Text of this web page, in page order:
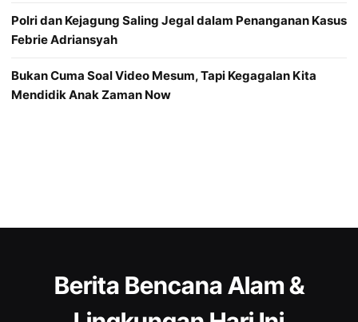
Polri dan Kejagung Saling Jegal dalam Penanganan Kasus
Febrie Adriansyah
Bukan Cuma Soal Video Mesum, Tapi Kegagalan Kita
Mendidik Anak Zaman Now
Berita Bencana Alam &